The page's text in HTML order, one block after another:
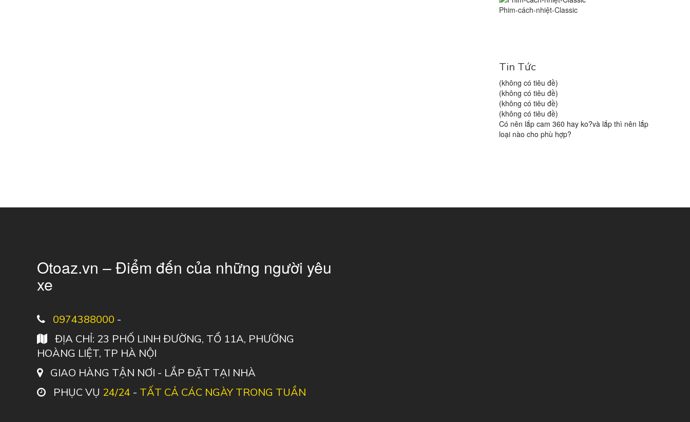
Phim-cách-nhiệt-Classic
Tin Tức
(không có tiêu đề)
(không có tiêu đề)
(không có tiêu đề)
(không có tiêu đề)
Có nên lắp cam 360 hay ko?và lắp thì nên lắp
loại nào cho phù hợp?
Otoaz.vn – Điểm đến của những người yêu
xe
0974388000 -
ĐỊA CHỈ: 23 PHỐ LINH ĐƯỜNG, TỔ 11A, PHƯỜNG
HOÀNG LIỆT, TP HÀ NỘI
GIAO HÀNG TẬN NƠI - LẮP ĐẶT TẠI NHÀ
PHỤC VỤ 24/24 - TẤT CẢ CÁC NGÀY TRONG TUẦN